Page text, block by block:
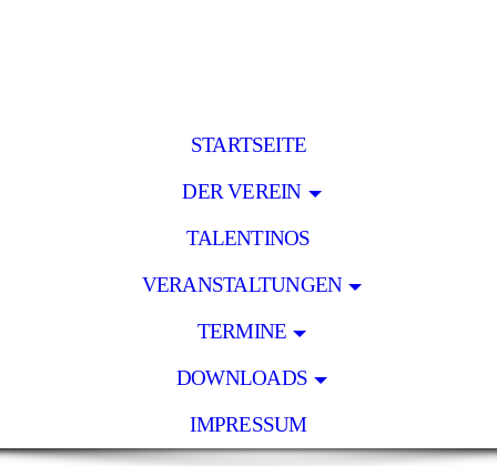
STARTSEITE
DER VEREIN
TALENTINOS
VERANSTALTUNGEN
TERMINE
DOWNLOADS
IMPRESSUM